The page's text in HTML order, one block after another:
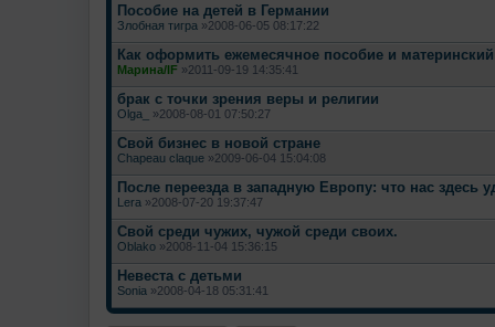
Пособие на детей в Германии
Злобная тигра »2008-06-05 08:17:22
Как оформить ежемесячное пособие и
Марина/IF »2011-09-19 14:35:41
брак с точки зрения веры и религии
Olga_ »2008-08-01 07:50:27
Свой бизнес в новой стране
Chapeau claque »2009-06-04 15:04:08
После переезда в западную Европу: что нас здесь
Lera »2008-07-20 19:37:47
Свой среди чужих, чужой среди своих.
Oblako »2008-11-04 15:36:15
Невеста с детьми
Sonia »2008-04-18 05:31:41